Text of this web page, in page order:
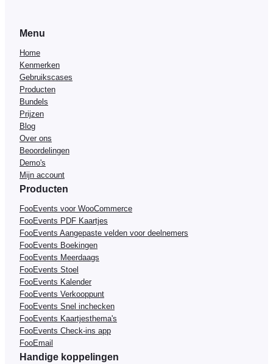
Menu
Home
Kenmerken
Gebruikscases
Producten
Bundels
Prijzen
Blog
Over ons
Beoordelingen
Demo's
Mijn account
Producten
FooEvents voor WooCommerce
FooEvents PDF Kaartjes
FooEvents Aangepaste velden voor deelnemers
FooEvents Boekingen
FooEvents Meerdaags
FooEvents Stoel
FooEvents Kalender
FooEvents Verkooppunt
FooEvents Snel inchecken
FooEvents Kaartjesthema's
FooEvents Check-ins app
FooEmail
Handige koppelingen